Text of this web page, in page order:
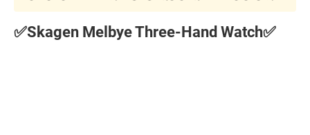
✅Skagen Melbye Three-Hand Watch✅